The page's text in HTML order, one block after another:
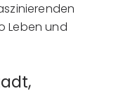
Leben und